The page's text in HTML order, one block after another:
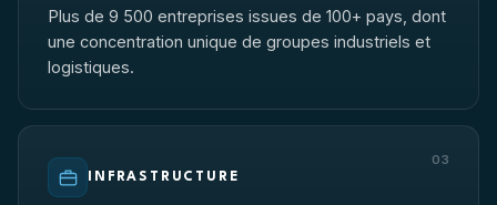
Plus de 9 500 entreprises issues de 100+ pays, dont
une concentration unique de groupes industriels et
logistiques.
INFRASTRUCTURE
03